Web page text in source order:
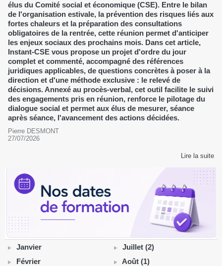
élus du Comité social et économique (CSE). Entre le bilan
de l'organisation estivale, la prévention des risques liés aux
fortes chaleurs et la préparation des consultations
obligatoires de la rentrée, cette réunion permet d'anticiper
les enjeux sociaux des prochains mois. Dans cet article,
Instant-CSE vous propose un projet d'ordre du jour
complet et commenté, accompagné des références
juridiques applicables, de questions concrètes à poser à la
direction et d'une méthode exclusive : le relevé de
décisions. Annexé au procès-verbal, cet outil facilite le suivi
des engagements pris en réunion, renforce le pilotage du
dialogue social et permet aux élus de mesurer, séance
après séance, l'avancement des actions décidées.
Pierre DESMONT
27/07/2026
Lire la suite
Janvier
Février
Juillet (2)
Août (1)